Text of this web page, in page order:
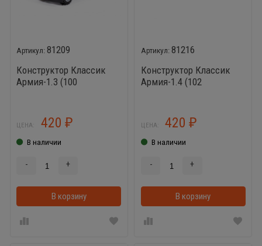
81209
Конструктор Классик
Армия-1.3 (100
ЦЕНА: 420 ₽
В наличии
- +
В корзину В корзинке
81216
Конструктор Классик
Армия-1.4 (102
ЦЕНА: 420₽
В наличии
- +
В корзину